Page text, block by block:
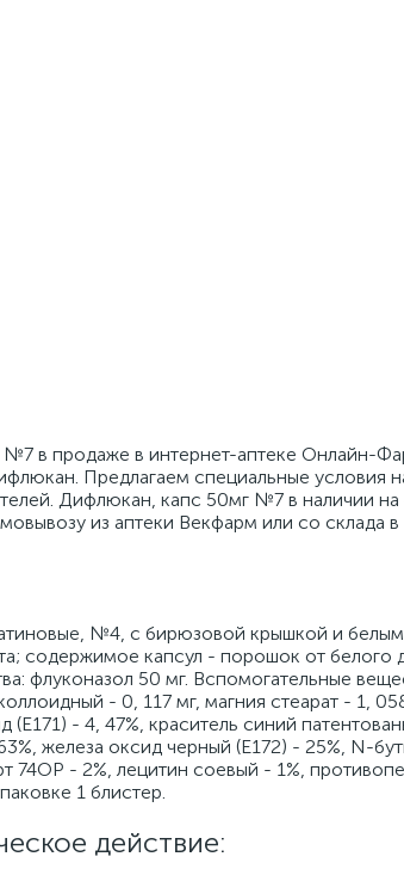
в продаже в интернет-аптеке Онлайн-
Предлагаем специальные условия
Дифлюкан, капс 50мг №7 в наличии
из аптеки Векфарм или со склада
№4, с бирюзовой крышкой и
содержимое капсул - порошок от белого
флуконазол 50 мг. Вспомогательные
- 0, 117 мг, магния стеарат - 1,
(E171) - 4, 47%, краситель синий
железа оксид черный (Е172) - 25%, N-
74ОР - 2%, лецитин соевый - 1%,
1 блистер.
действие: